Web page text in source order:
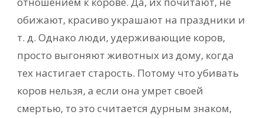
обижают, красиво украшают на праздники и
т. д. Однако люди, удерживающие коров,
просто выгоняют животных из дому, когда
тех настигает старость. Потому что убивать
коров нельзя, а если она умрет своей
смертью, то это считается дурным знаком,